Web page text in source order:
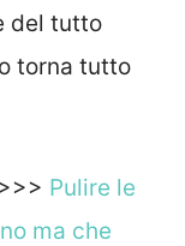
del tutto
torna tutto
>>> Pulire le
ma che